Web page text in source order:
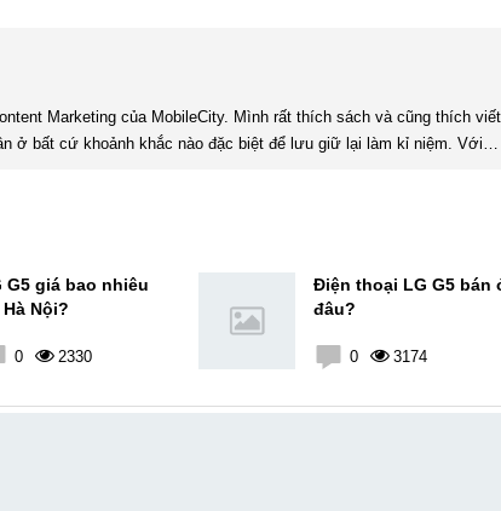
ở bất cứ khoảnh khắc nào đặc biệt để lưu giữ lại làm kỉ niệm. Với
G5 giá bao nhiêu
Nội?
0 2330
Điện thoại LG G5 bán
đâu?
0 3174